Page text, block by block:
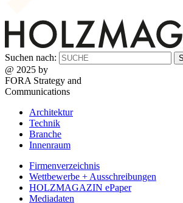
Suchen nach:
@ 2025 by
FORA Strategy and
Communications
Architektur
Technik
Branche
Innenraum
Firmenverzeichnis
Wettbewerbe + Ausschreibungen
HOLZMAGAZIN ePaper
Mediadaten